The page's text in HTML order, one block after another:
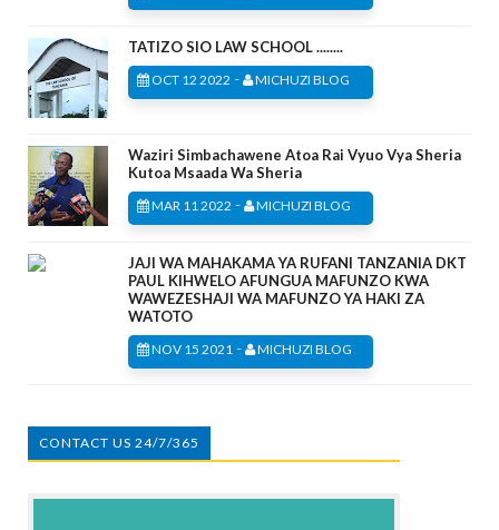
TATIZO SIO LAW SCHOOL ........
OCT 12 2022 - MICHUZI BLOG
Waziri Simbachawene Atoa Rai Vyuo Vya Sheria
Kutoa Msaada Wa Sheria
MAR 11 2022 - MICHUZI BLOG
JAJI WA MAHAKAMA YA RUFANI TANZANIA DKT
PAUL KIHWELO AFUNGUA MAFUNZO KWA
WAWEZESHAJI WA MAFUNZO YA HAKI ZA
WATOTO
NOV 15 2021 - MICHUZI BLOG
CONTACT US 24/7/365